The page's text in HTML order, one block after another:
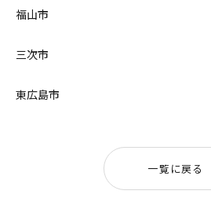
福山市
三次市
東広島市
一覧に戻る